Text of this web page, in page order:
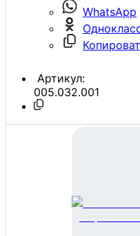
WhatsApp
Артикул:
005.032.001